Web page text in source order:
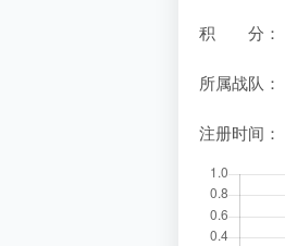
积 分：
所属战队：
注册时间：